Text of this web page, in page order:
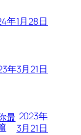
年1月28日
年3月21日
最 2023年
3月21日